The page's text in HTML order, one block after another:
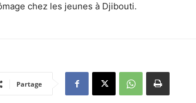
chez les jeunes à Djibouti.
Partage